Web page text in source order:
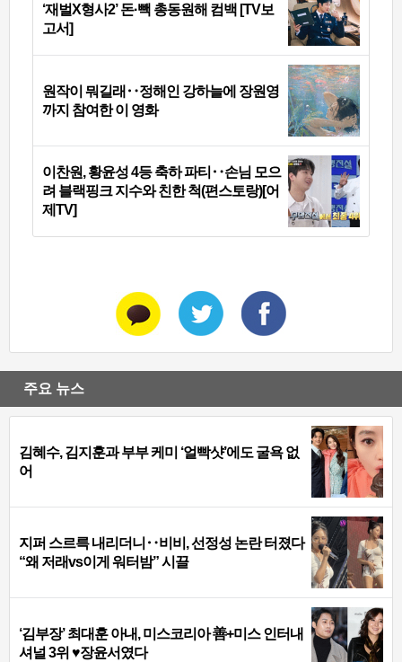
‘재벌X형사2’ 돈·빽 총동원해 컴백 [TV보
고서]
원작이 뭐길래‥정해인 강하늘에 장원영
까지 참여한 이 영화
이찬원, 황윤성 4등 축하 파티‥손님 모으
려 블랙핑크 지수와 친한 척(편스토랑)[어
제TV]
주요 뉴스
김혜수, 김지훈과 부부 케미 ‘얼빡샷’에도 굴욕 없
어
지퍼 스르륵 내리더니‥비비, 선정성 논란 터졌다
“왜 저래vs이게 워터밤” 시끌
‘김부장’ 최대훈 아내, 미스코리아 善+미스 인터내
셔널 3위 ♥장윤서였다